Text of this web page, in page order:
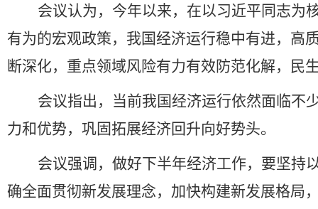
会议认为，今年以来，在以习近平同志为
有为的宏观政策，我国经济运行稳中有进，高
断深化，重点领域风险有力有效防范化解，民
会议指出，当前我国经济运行依然面临不
力和优势，巩固拓展经济回升向好势头。
会议强调，做好下半年经济工作，要坚持
确全面贯彻新发展理念，加快构建新发展格局